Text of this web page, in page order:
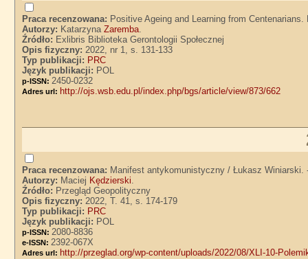
Praca recenzowana: Positive Ageing and Learning from
Autorzy: KatarzynaZaremba.
Źródło: Exlibris Biblioteka Gerontologii Społecznej
Opis fizyczny:2022, nr 1, s. 131-133
Typ publikacji: PRC
Język publikacji: POL
p-ISSN: 2450-0232
Adres url: http://ojs.wsb.edu.pl/index.php/bgs/article/view/873/662
Praca recenzowana: Manifest antykomunistyczny / Łukasz Winiarski.
Autorzy: Maciej Kędzierski.
Źródło: Przegląd Geopolityczny
Opis fizyczny:2022, T. 41, s. 174-179
Typ publikacji: PRC
Język publikacji: POL
p-ISSN: 2080-8836
e-ISSN: 2392-067X
Adres url: http://przeglad.org/wp-content/uploads/2022/08/XLI-10-